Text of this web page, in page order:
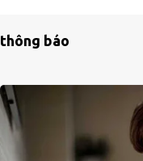
thông báo